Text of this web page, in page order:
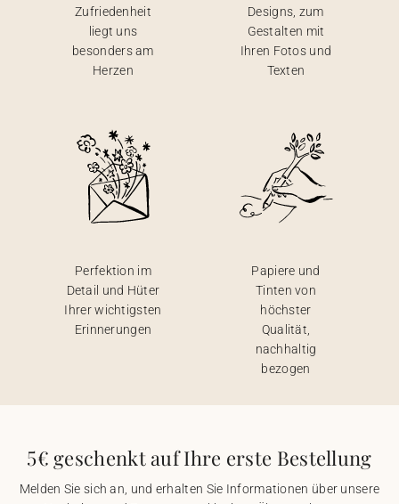
Zufriedenheit
liegt uns
besonders am
Herzen
Designs, zum
Gestalten mit
Ihren Fotos und
Texten
Perfektion im
Detail und Hüter
Ihrer wichtigsten
Erinnerungen
Papiere und
Tinten von
höchster
Qualität,
nachhaltig
bezogen
5€ geschenkt auf Ihre erste Bestellung
Melden Sie sich an, und erhalten Sie Informationen über unsere